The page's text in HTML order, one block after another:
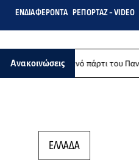
ΕΝΔΙΑΦΈΡΟΝΤΑ ΡΕΠΟΡΤΆΖ - VIDEO
Ανακοινώσειςπάρτι του Πανιωνίου
ΕΛΛΑΔΑ